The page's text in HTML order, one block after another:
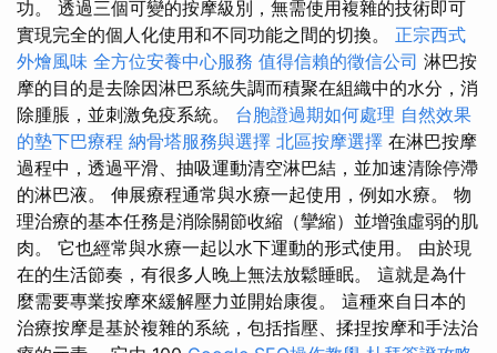
功。 透過三個可變的按摩級別，無需使用複雜的技術即可
實現完全的個人化使用和不同功能之間的切換。 正宗西式
外燴風味 全方位安養中心服務 值得信賴的徵信公司 淋巴按
摩的目的是去除因淋巴系統失調而積聚在組織中的水分，消
除腫脹，並刺激免疫系統。 台胞證過期如何處理 自然效果
的墊下巴療程 納骨塔服務與選擇 北區按摩選擇 在淋巴按摩
過程中，透過平滑、抽吸運動清空淋巴結，並加速清除停滯
的淋巴液。 伸展療程通常與水療一起使用，例如水療。 物
理治療的基本任務是消除關節收縮（攣縮）並增強虛弱的肌
肉。 它也經常與水療一起以水下運動的形式使用。 由於現
在的生活節奏，有很多人晚上無法放鬆睡眠。 這就是為什
麼需要專業按摩來緩解壓力並開始康復。 這種來自日本的
治療按摩是基於複雜的系統，包括指壓、揉捏按摩和手法治